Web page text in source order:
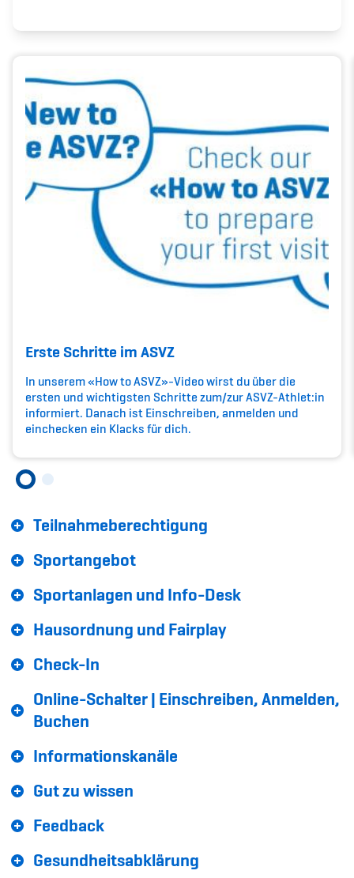
Blog
Diversität & Inklusion
Infomails
Kinderbetreuung
Krankenversicherung
Schwangerschaft & Sport
Spitzensport & Studium
Organisation
Team
Offene Stellen
Sponsoren und Partner
Netzwerk
Erste Schritte im ASVZ
In unserem «How to ASVZ»-Video wirst du über die
ersten und wichtigsten Schritte zum/zur ASVZ-Athlet:in
informiert. Danach ist Einschreiben, anmelden und
einchecken ein Klacks für dich.
Teilnahmeberechtigung
Sportangebot
Sportanlagen und Info-Desk
Hausordnung und Fairplay
Check-In
Online-Schalter | Einschreiben, Anmelden,
Buchen
Informationskanäle
Gut zu wissen
Feedback
Gesundheitsabklärung